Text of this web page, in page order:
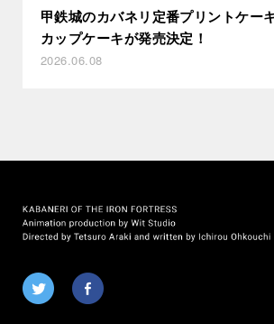
甲鉄城のカバネリ定番プリントケー
カップケーキが発売決定！
2026.06.08
Twitter